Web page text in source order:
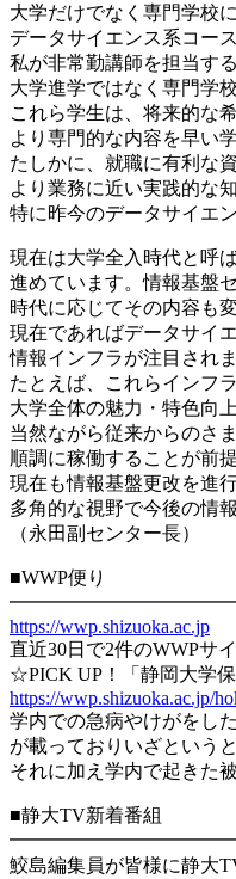
大学だけでなく専門学校
データサイエンス系コー
私が非常勤講師を担当す
大学進学ではなく専門学
これら学生は、将来的な
より専門的な内容を早い
たしかに、就職に有利な
より業務に近い実践的な
特に昨今のデータサイエ
現在は大学全入時代と呼
進めています。情報基盤
時代に応じてその内容も
現在であればデータサイ
情報インフラが注目されま
たとえば、これらインフ
大学全体の魅力・特色向
当然ながら従来からのさ
順調に稼働することが前提
現在も情報基盤更改を進
多角的な視野で今後の情
（永田副センター長）
■WWP便り
https://wwp.shizuoka.ac.jp
直近30日で2件のWWPサ
☆PICK UP！「静岡大学保
https://wwp.shizuoka.ac.jp/
学内での急病やけがをし
が載っておりいざという
それに加え学内で起きた
■静大TV新着番組
鮫島編集員が皆様に静大